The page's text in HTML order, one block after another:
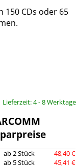
150 CDs oder 65
Lieferzeit: 4 - 8 Werktage
ab 2 Stück
48,40 €
ab 5 Stück
45,41 €